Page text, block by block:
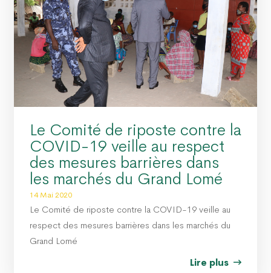
Le Comité de riposte contre la
COVID-19 veille au respect
des mesures barrières dans
les marchés du Grand Lomé
14 Mai 2020
Le Comité de riposte contre la COVID-19 veille au
respect des mesures barrières dans les marchés du
Grand Lomé
Lire plus